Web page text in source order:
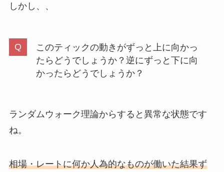
しかし、、
このティックの動きがずっと上に向かっ
たらどうでしょうか？逆にずっと下に向
かったらどうでしょうか？
ランダムウォーク理論からすると異常な状態です
ね。
相場・レートに何か人為的なものが働いた結果ず